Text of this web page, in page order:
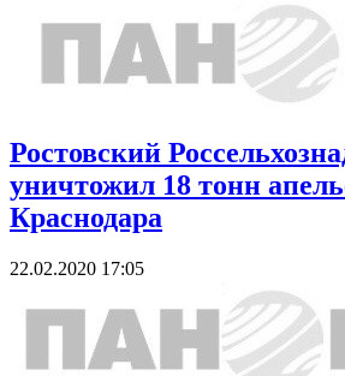
Ростовский
уничтожил 18 тонн
Краснодара
22.02.2020 17:05